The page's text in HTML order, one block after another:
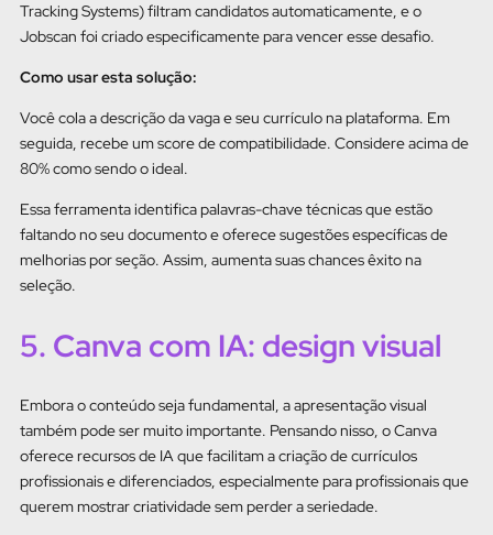
Tracking Systems) filtram candidatos automaticamente, e o
Jobscan foi criado especificamente para vencer esse desafio.
Como usar esta solução:
Você cola a descrição da vaga e seu currículo na plataforma. Em
seguida, recebe um score de compatibilidade. Considere acima de
80% como sendo o ideal.
Essa ferramenta identifica palavras-chave técnicas que estão
faltando no seu documento e oferece sugestões específicas de
melhorias por seção. Assim, aumenta suas chances êxito na
seleção.
5. Canva com IA: design visual
Embora o conteúdo seja fundamental, a apresentação visual
também pode ser muito importante. Pensando nisso, o Canva
oferece recursos de IA que facilitam a criação de currículos
profissionais e diferenciados, especialmente para profissionais que
querem mostrar criatividade sem perder a seriedade.